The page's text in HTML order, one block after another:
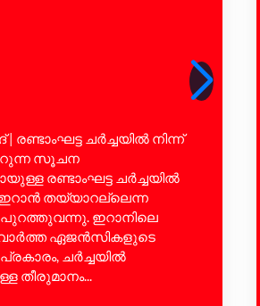
രണ്ടാംഘട്ട ചർച്ചയിൽ നിന്ന്
സൂചന
രണ്ടാംഘട്ട ചർച്ചയിൽ
ഇറാൻ തയ്യാറല്ലെന്ന
പുറത്തുവന്നു. ഇറാനിലെ
ഏജൻസികളുടെ
ചർച്ചയിൽ
തീരുമാനം...